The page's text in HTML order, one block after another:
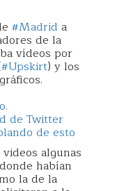
#Madrid a
de la
vídeos por
#Upskirt) y los
de Twitter
de esto
algunas
habían
la de la